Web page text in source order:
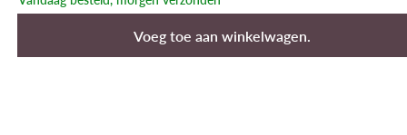
Voeg toe aan winkelwagen.